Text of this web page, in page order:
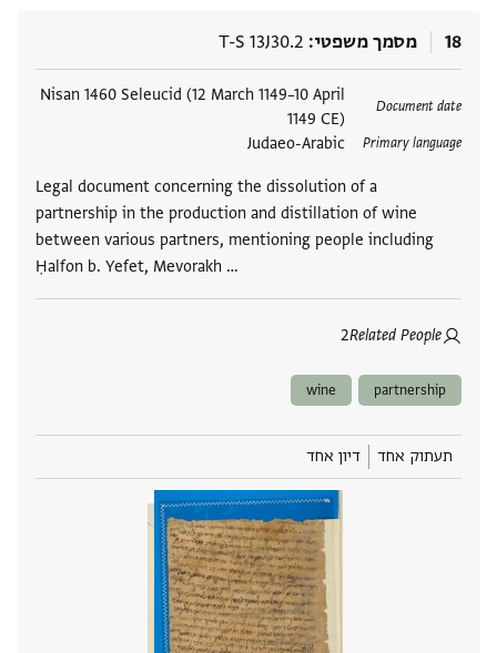
18 מסמך משפטי T-S 13J30.2
Document date
Nisan 1460 Seleucid (12 March 1149–10 April
1149 CE)
Primary language
Judaeo-Arabic
Legal document concerning the dissolution of a
partnership in the production and distillation of wine
between various partners, mentioning people including
Ḥalfon b. Yefet, Mevorakh …
Related People
2
partnership
wine
תעתוק אחד דיון אחד